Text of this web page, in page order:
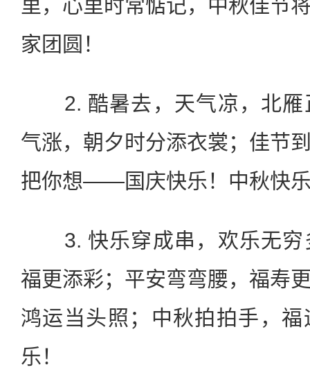
里，心里时常惦记，中秋佳节
家团圆！
2. 酷暑去，天气凉，北雁
气涨，朝夕时分添衣裳；佳节
把你想——国庆快乐！中秋快
3. 快乐穿成串，欢乐无穷
福更添彩；平安弯弯腰，福寿
鸿运当头照；中秋拍拍手，
乐！